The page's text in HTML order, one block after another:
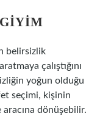
belirsizlik
çalıştığını
yoğun olduğu
seçimi, kişinin
dönüşebilir.